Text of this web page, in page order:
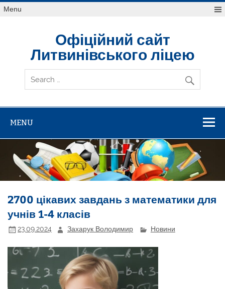
Skip
toMenu
Офіційний сайт
Литвинівського ліцею
MENU
2700 цікавих завдань з математики для
учнів 1-4 класів
23.09.2024 Захарук Володимир Новини